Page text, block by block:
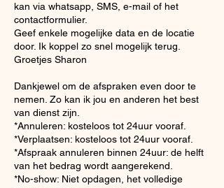
kan via whatsapp, SMS, e-mail of het
contactformulier.
Geef enkele mogelijke data en de locatie
door. Ik koppel zo snel mogelijk terug.
Groetjes Sharon
Dankjewel om de afspraken even door te
nemen. Zo kan ik jou en anderen het best
van dienst zijn.
*Annuleren: kosteloos tot 24uur vooraf.
*Verplaatsen: kosteloos tot 24uur vooraf.
*Afspraak annuleren binnen 24uur: de helft
van het bedrag wordt aangerekend.
*No-show: Niet opdagen, het volledige